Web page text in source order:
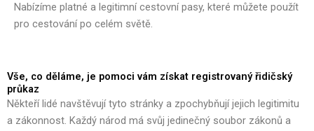
Nabízíme platné a legitimní cestovní pasy, které můžete použít
pro cestování po celém světě.
Vše, co děláme, je pomoci vám získat registrovaný řidičský
průkaz
Někteří lidé navštěvují tyto stránky a zpochybňují jejich legitimitu
a zákonnost. Každý národ má svůj jedinečný soubor zákonů a